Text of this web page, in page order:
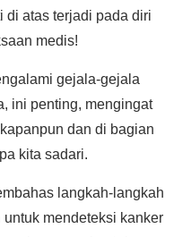
di atas terjadi pada diri
medis!
gejala-gejala
ini penting, mengingat
dan di bagian
kita sadari.
langkah-langkah
mendeteksi kanker